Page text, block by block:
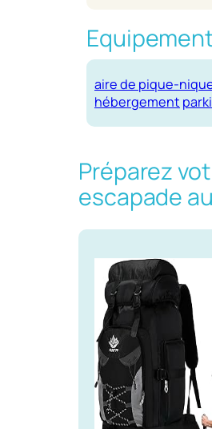
aire de pique-
hébergement
Préparez
escapade